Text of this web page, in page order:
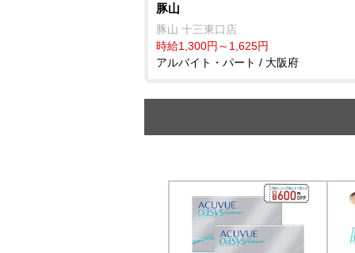
豚山
豚山 十三東口店
時給1,300円～1,625円
アルバイト・パート / 大阪府